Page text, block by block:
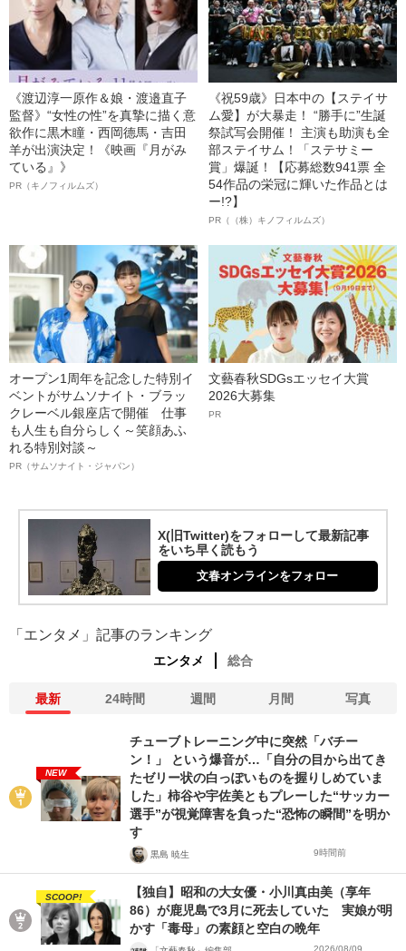
《渡辺淳一原作＆娘・渡邉直子
監督》“女性の性”を真摯に描く意
欲作に黒木瞳・西岡德馬・吉田
羊が出演決定！《映画『月がみ
ている』》
PR（キノフィルムズ）
《祝59歳》日本中の【ステイサ
ム愛】が大暴走！ “勝手に”生誕
祭試写会開催！ 主演も助演も全
部ステイサム！「ステサミー
賞」爆誕！【応募総数941票 全
54作品の栄冠に輝いた作品とは
ー!?】
PR（（株）キノフィルムズ）
オープン1周年を記念した特別イ
ベントがサムソナイト・ブラッ
クレーベル銀座店で開催 仕事
も人生も自分らしく～笑顔あふ
れる特別対談～
PR（サムソナイト・ジャパン）
文藝春秋SDGsエッセイ大賞
2026大募集
PR
X(旧Twitter)をフォローして最新記事
をいち早く読もう
文春オンラインをフォロー
「エンタメ」記事のランキング
エンタメ 総合
最新 24時間 週間 月間 写真
NEW
チューブトレーニング中に突然「バチー
ン！」 という爆音が…「自分の目から出てき
たゼリー状の白っぽいものを握りしめていま
した」柿谷や宇佐美ともプレーした“サッカー
選手”が視覚障害を負った“恐怖の瞬間”を明か
す
黒島 暁生 9時間前
SCOOP!
【独自】昭和の大女優・小川真由美（享年
86）が鹿児島で3月に死去していた 実娘が明
かす「毒母」の素顔と空白の晩年
2026/08/09